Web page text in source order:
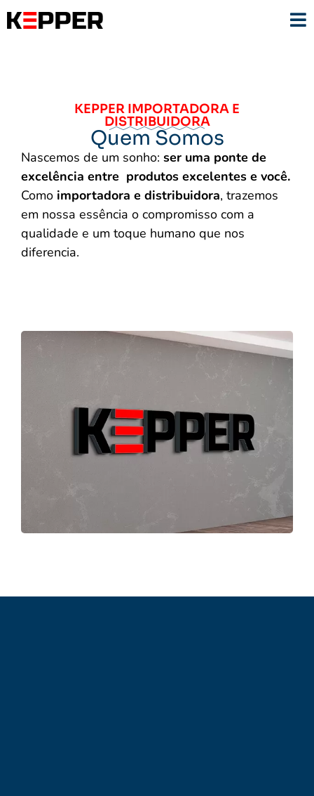
KEPPER IMPORTADORA E
DISTRIBUIDORA
Quem Somos
Nascemos de um sonho: ser uma ponte de
excelência entre produtos excelentes e você.
Como importadora e distribuidora, trazemos
em nossa essência o compromisso com a
qualidade e um toque humano que nos
diferencia.